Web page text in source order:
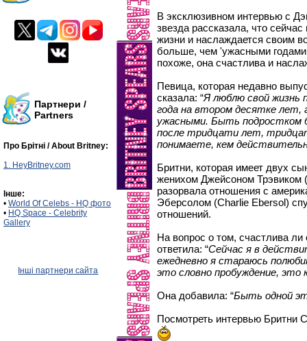
Партнери /
Partners
Про Брітні / About Britney:
1. HeyBritney.com
Інше:
• World Of Celebs - HQ фото
• HQ Space - Celebrity
Gallery
Інші партнери сайта
В эксклюзивном интервью с
звезда рассказала, что
жизни и наслаждается своим
больше, чем 'ужасными годами
похоже, она счастлива и
Певица, которая недавно
сказала: “Я люблю свой жизнь
года на втором десятке лет,
ужасными. Быть подростком
после тридцати лет,
понимаете, кем
Бритни, которая имеет двух
женихом Джейсоном Трэвиком
разорвала отношения с
Эберсолом (Charlie Ebersol)
отношений.
На вопрос о том, счастлива
ответила: “Сейчас я в
ежедневно я стараюсь
это словно пробуждение, это
Она добавила: “Быть одной
Посмотреть интервью